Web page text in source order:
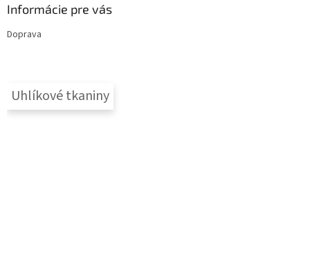
Informácie pre vás
Doprava
Uhlíkové tkaniny